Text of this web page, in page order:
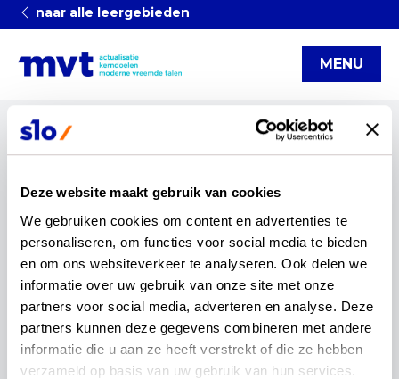
Deze website maakt gebruik van cookies
We gebruiken cookies om content en advertenties te
personaliseren, om functies voor social media te bieden
en om ons websiteverkeer te analyseren. Ook delen we
informatie over uw gebruik van onze site met onze
partners voor social media, adverteren en analyse. Deze
partners kunnen deze gegevens combineren met andere
informatie die u aan ze heeft verstrekt of die ze hebben
verzameld op basis van uw gebruik van hun services.
naar alle leergebieden
MENU
"startnotitie" downloads
1 downloads
Categorieën
Actualisatie artikel infographic Kerndoelen
moderne vreemde talen startnotitie reset